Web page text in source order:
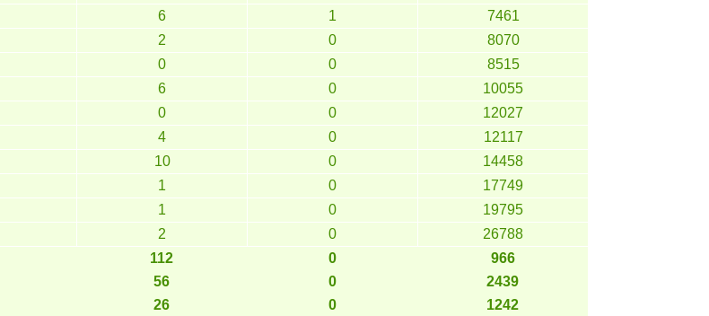
6 1
7461
2 0
8070
0 0
8515
6 0
10055
0 0
12027
4 0
12117
10 0
14458
1 0
17749
1 0
19795
2 0
26788
112 0
966
56 0
2439
26 0
1242